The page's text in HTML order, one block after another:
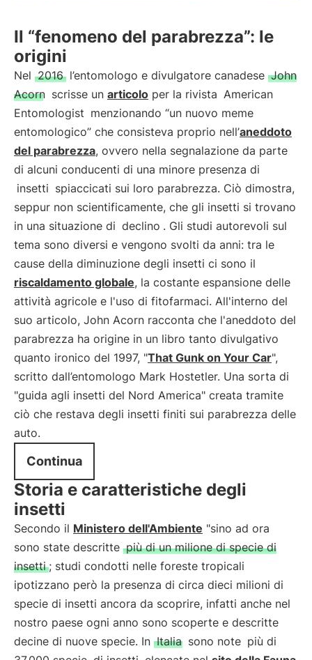
Il “fenomeno del parabrezza”: le
origini
Nel 2016 l’entomologo e divulgatore canadese John
Acorn scrisse un articolo per la rivista American
Entomologist menzionando “un nuovo meme
entomologico” che consisteva proprio nell’aneddoto
del parabrezza, ovvero nella segnalazione da parte
di alcuni conducenti di una minore presenza di
insetti spiaccicati sui loro parabrezza. Ciò dimostra,
seppur non scientificamente, che gli insetti si trovano
in una situazione di declino . Gli studi autorevoli sul
tema sono diversi e vengono svolti da anni: tra le
cause della diminuzione degli insetti ci sono il
riscaldamento globale, la costante espansione delle
attività agricole e l'uso di fitofarmaci. All'interno del
suo articolo, John Acorn racconta che l'aneddoto del
parabrezza ha origine in un libro tanto divulgativo
quanto ironico del 1997, "That Gunk on Your Car",
scritto dall’entomologo Mark Hostetler. Una sorta di
"guida agli insetti del Nord America" creata tramite
ciò che restava degli insetti finiti sui parabrezza delle
auto.
Continua
Storia e caratteristiche degli
insetti
Secondo il Ministero dell'Ambiente "sino ad ora
sono state descritte più di un milione di specie di
insetti ; studi condotti nelle foreste tropicali
ipotizzano però la presenza di circa dieci milioni di
specie di insetti ancora da scoprire, infatti anche nel
nostro paese ogni anno sono scoperte e descritte
decine di nuove specie. In Italia sono note più di